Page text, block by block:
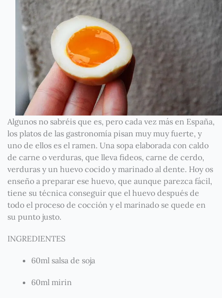
Algunos no sabréis que es, pero cada vez más en España,
los platos de las gastronomía pisan muy muy fuerte, y
uno de ellos es el ramen. Una sopa elaborada con caldo
de carne o verduras, que lleva fideos, carne de cerdo,
verduras y un huevo cocido y marinado al dente. Hoy os
enseño a preparar ese huevo, que aunque parezca fácil,
tiene su técnica conseguir que el huevo después de
todo el proceso de cocción y el marinado se quede en
su punto justo.
INGREDIENTES
60ml salsa de soja
60ml mirin